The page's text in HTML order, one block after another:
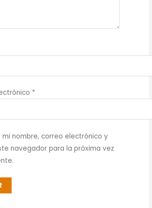
*
mi nombre, correo electrónico y
navegador para la próxima vez